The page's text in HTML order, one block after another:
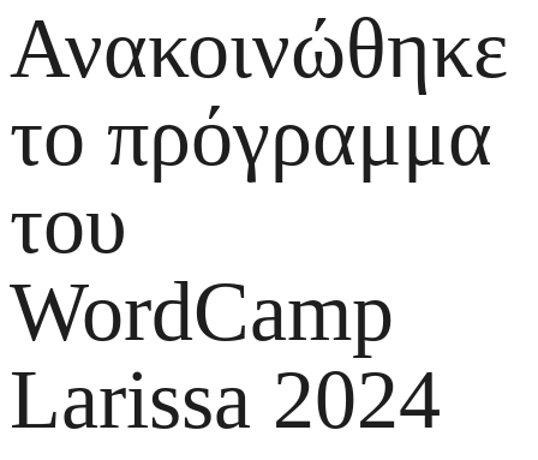
Ανακοινώθηκε
το πρόγραμμα
του
WordCamp
Larissa 2024